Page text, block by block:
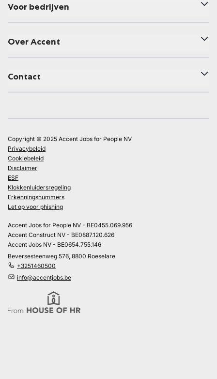
Voor bedrijven
Over Accent
Contact
Copyright © 2025 Accent Jobs for People NV
Privacybeleid
Cookiebeleid
Disclaimer
ESF
Klokkenluidersregeling
Erkenningsnummers
Let op voor phishing
Accent Jobs for People NV - BE0455.069.956
Accent Construct NV - BE0887.120.626
Accent Jobs NV - BE0654.755.146
Beversesteenweg 576, 8800 Roeselare
+3251460500
info@accentjobs.be